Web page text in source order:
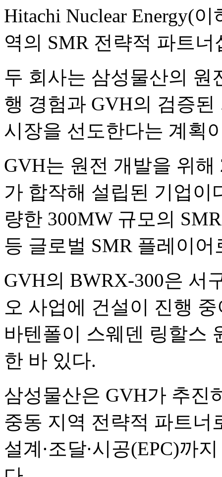
Hitachi Nuclear Energy(
역의 SMR 전략적 파트
두 회사는 삼성물산의 원
행 경험과 GVH의 검증
시장을 선도한다는 계획
GVH는 원전 개발을 위해
가 합작해 설립된 기업이
량한 300MW 규모의
등 글로벌 SMR 플레이
GVH의 BWRX-300은 서
오 사업에 건설이 진행
바텐폴이 스웨덴 링할스
한 바 있다.
삼성물산은 GVH가 추진
중동 지역 전략적 파트너
설계·조달·시공(EPC)까